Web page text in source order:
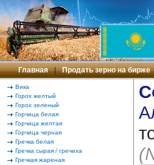
Главная | Продать зерно на бирже
Вика
Горох желтый
Горох зеленый
Горчица белая
Горчица желтая
Горчица черная
Гречка белая
Гречка сырая / гречиха
Гречкая жареная